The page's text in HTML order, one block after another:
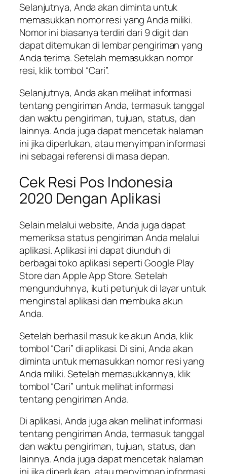
Selanjutnya, Anda akan diminta untuk
memasukkan nomor resi yang Anda miliki.
Nomor ini biasanya terdiri dari 9 digit dan
dapat ditemukan di lembar pengiriman yang
Anda terima. Setelah memasukkan nomor
resi, klik tombol “Cari”.
Selanjutnya, Anda akan melihat informasi
tentang pengiriman Anda, termasuk tanggal
dan waktu pengiriman, tujuan, status, dan
lainnya. Anda juga dapat mencetak halaman
ini jika diperlukan, atau menyimpan informasi
ini sebagai referensi di masa depan.
Cek Resi Pos Indonesia
2020 Dengan Aplikasi
Selain melalui website, Anda juga dapat
memeriksa status pengiriman Anda melalui
aplikasi. Aplikasi ini dapat diunduh di
berbagai toko aplikasi seperti Google Play
Store dan Apple App Store. Setelah
mengunduhnya, ikuti petunjuk di layar untuk
menginstal aplikasi dan membuka akun
Anda.
Setelah berhasil masuk ke akun Anda, klik
tombol “Cari” di aplikasi. Di sini, Anda akan
diminta untuk memasukkan nomor resi yang
Anda miliki. Setelah memasukkannya, klik
tombol “Cari” untuk melihat informasi
tentang pengiriman Anda.
Di aplikasi, Anda juga akan melihat informasi
tentang pengiriman Anda, termasuk tanggal
dan waktu pengiriman, tujuan, status, dan
lainnya. Anda juga dapat mencetak halaman